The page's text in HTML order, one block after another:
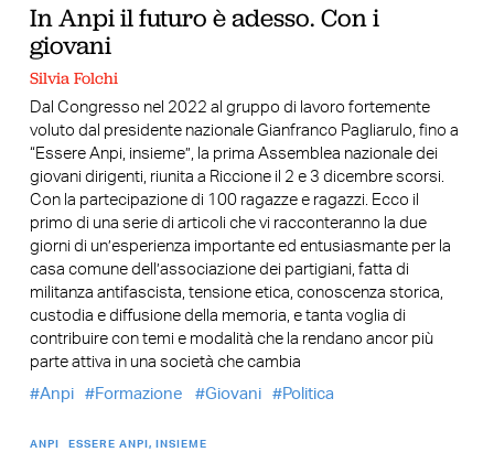
In Anpi il futuro è adesso. Con i
giovani
Silvia Folchi
Dal Congresso nel 2022 al gruppo di lavoro fortemente
voluto dal presidente nazionale Gianfranco Pagliarulo, fino a
“Essere Anpi, insieme”, la prima Assemblea nazionale dei
giovani dirigenti, riunita a Riccione il 2 e 3 dicembre scorsi.
Con la partecipazione di 100 ragazze e ragazzi. Ecco il
primo di una serie di articoli che vi racconteranno la due
giorni di un’esperienza importante ed entusiasmante per la
casa comune dell’associazione dei partigiani, fatta di
militanza antifascista, tensione etica, conoscenza storica,
custodia e diffusione della memoria, e tanta voglia di
contribuire con temi e modalità che la rendano ancor più
parte attiva in una società che cambia
Anpi
Formazione Giovani Politica
ANPI ESSERE ANPI, INSIEME